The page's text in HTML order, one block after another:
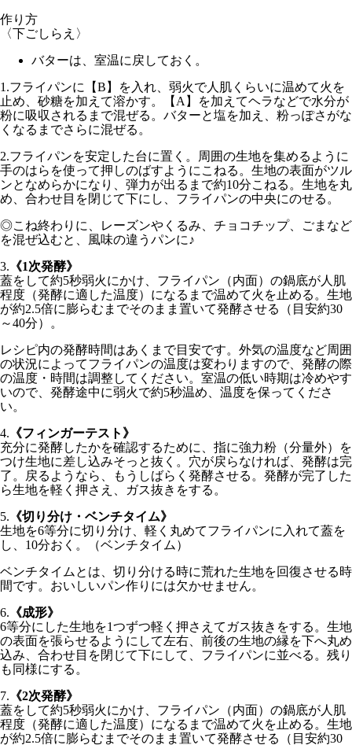
作り方
〈下ごしらえ〉
バターは、室温に戻しておく。
1.フライパンに【B】を入れ、 弱火で人肌くらいに温めて火を
止め、砂糖を加えて溶かす。【A】を加えてヘラなどで水分が
粉に吸収されるまで混ぜる。バターと塩を加え、粉っぽさがな
くなるまでさらに混ぜる。
2.フライパンを安定した台に置く。周囲の生地を集めるように
手のはらを使って押しのばすようにこねる。生地の表面がツル
ンとなめらかになり、弾力が出るまで約10分こねる。生地を丸
め、合わせ目を閉じて下にし、フライパンの中央にのせる。
◎こね終わりに、レーズンやくるみ、チョコチップ、ごまなど
を混ぜ込むと、風味の違うパンに♪
3. 《1次発酵》
蓋をして約5秒弱火にかけ、フライパン（内面）の鍋底が人肌
程度（発酵に適した温度）になるまで温めて火を止める。生地
が約2.5倍に膨らむまでそのまま置いて発酵させる（目安約30
～40分）。
レシピ内の発酵時間はあくまで目安です。外気の温度など周囲
の状況によってフライパンの温度は変わりますので、発酵の際
の温度・時間は調整してください。室温の低い時期は冷めやす
いので、発酵途中に弱火で約5秒温め、温度を保ってくださ
い。
4. 《フィンガーテスト》
充分に発酵したかを確認するために、指に強力粉（分量外）を
つけ生地に差し込みそっと抜く。穴が戻らなければ、発酵は完
了。戻るようなら、もうしばらく発酵させる。発酵が完了した
ら生地を軽く押さえ、ガス抜きをする。
5. 《切り分け・ベンチタイム》
生地を6等分に切り分け、軽く丸めてフライパンに入れて蓋を
し、10分おく。（ベンチタイム）
ベンチタイムとは、切り分ける時に荒れた生地を回復させる時
間です。おいしいパン作りには欠かせません。
6. 《成形》
6等分にした生地を1つずつ軽く押さえてガス抜きをする。生地
の表面を張らせるようにして左右、前後の生地の縁を下へ丸め
込み、合わせ目を閉じて下にして、フライパンに並べる。残り
も同様にする。
7. 《2次発酵》
蓋をして約5秒弱火にかけ、フライパン（内面）の鍋底が人肌
程度（発酵に適した温度）になるまで温めて火を止める。生地
が約2.5倍に膨らむまでそのまま置いて発酵させる（目安約30